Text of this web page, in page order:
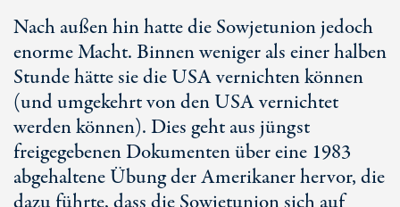
Nach außen hin hatte die Sowjetunion jedoch
enorme Macht. Binnen weniger als einer halben
Stunde hätte sie die USA vernichten können
(und umgekehrt von den USA vernichtet
werden können). Dies geht aus jüngst
freigegebenen Dokumenten über eine 1983
abgehaltene Übung der Amerikaner hervor, die